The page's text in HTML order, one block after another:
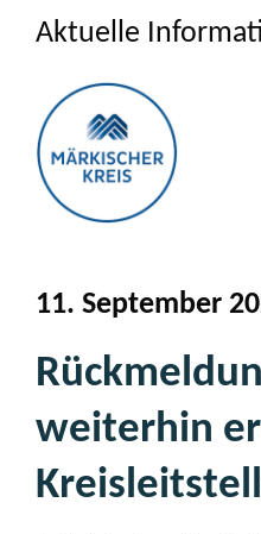
Aktuelle
11. September
weiterhin